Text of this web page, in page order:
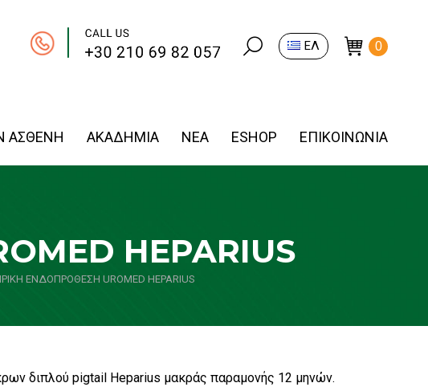
Search: ΕΛ 0
ΑΣΘΕΝΗ ΑΚΑΔΗΜΙΑ ΝΕΑ ESHOP ΕΠΙΚΟΙΝΩΝΙΑ
HEPARIUS
ΕΝΔΟΠΡΟΘΕΣΗ UROMED HEPARIUS
διπλού pigtail Heparius μακράς παραμονής 12 μηνών.